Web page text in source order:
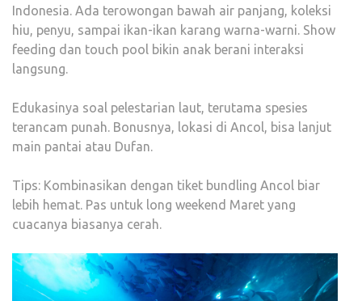
Indonesia. Ada terowongan bawah air panjang, koleksi
hiu, penyu, sampai ikan-ikan karang warna-warni. Show
feeding dan touch pool bikin anak berani interaksi
langsung.
Edukasinya soal pelestarian laut, terutama spesies
terancam punah. Bonusnya, lokasi di Ancol, bisa lanjut
main pantai atau Dufan.
Tips: Kombinasikan dengan tiket bundling Ancol biar
lebih hemat. Pas untuk long weekend Maret yang
cuacanya biasanya cerah.